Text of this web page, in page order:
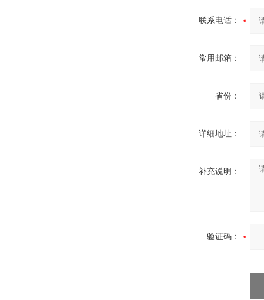
联系电话：
常用邮箱：
省份：
详细地址：
补充说明：
验证码：